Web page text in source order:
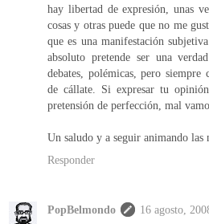
hay libertad de expresión, unas
cosas y otras puede que no me
que es una manifestación
absoluto pretende ser una
debates, polémicas, pero siempre
de cállate. Si expresar tu
pretensión de perfección, mal
Un saludo y a seguir animando las
Responder
PopBelmondo
16 agosto,